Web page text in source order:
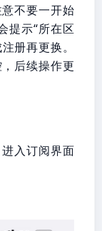
不要一开始
提示“所在区
册再更换。
后续操作更
入订阅界面